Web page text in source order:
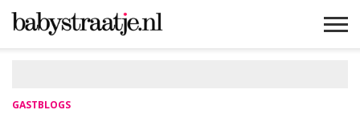
GASTBLOGS